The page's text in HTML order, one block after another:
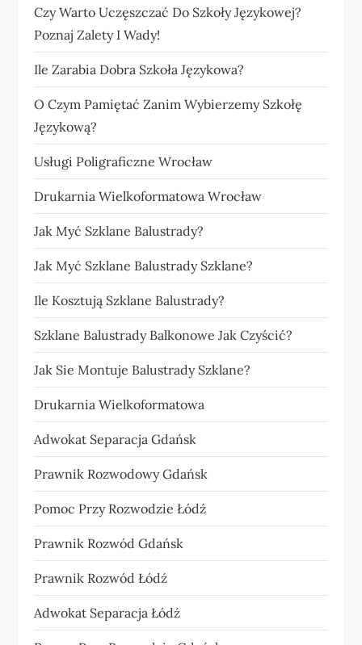
Czy Warto Uczęszczać Do Szkoły Językowej?
Poznaj Zalety I Wady!
Ile Zarabia Dobra Szkoła Językowa?
O Czym Pamiętać Zanim Wybierzemy Szkołę
Językową?
Usługi Poligraficzne Wrocław
Drukarnia Wielkoformatowa Wrocław
Jak Myć Szklane Balustrady?
Jak Myć Szklane Balustrady Szklane?
Ile Kosztują Szklane Balustrady?
Szklane Balustrady Balkonowe Jak Czyścić?
Jak Sie Montuje Balustrady Szklane?
Drukarnia Wielkoformatowa
Adwokat Separacja Gdańsk
Prawnik Rozwodowy Gdańsk
Pomoc Przy Rozwodzie Łódź
Prawnik Rozwód Gdańsk
Prawnik Rozwód Łódź
Adwokat Separacja Łódź